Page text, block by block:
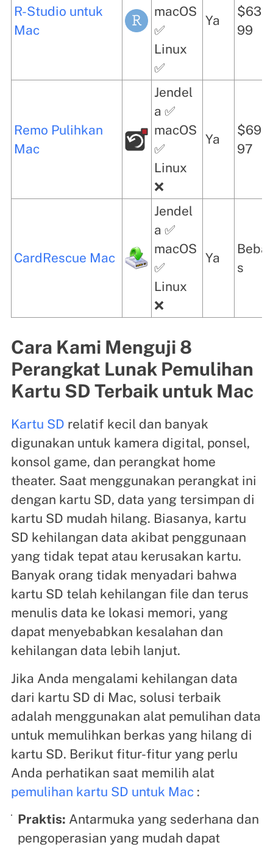
R-Studio untuk
Mac
macOS
✅
Linux
✅
Ya
$63,
99
Remo Pulihkan
Mac
Jendel
a ✅
macOS
✅
Linux
❌
Ya
$69,
97
CardRescue Mac
Jendel
a ✅
macOS
✅
Linux
❌
Ya
Beba
s
Cara Kami Menguji 8
Perangkat Lunak Pemulihan
Kartu SD Terbaik untuk Mac
Kartu SD relatif kecil dan banyak
digunakan untuk kamera digital, ponsel,
konsol game, dan perangkat home
theater. Saat menggunakan perangkat ini
dengan kartu SD, data yang tersimpan di
kartu SD mudah hilang. Biasanya, kartu
SD kehilangan data akibat penggunaan
yang tidak tepat atau kerusakan kartu.
Banyak orang tidak menyadari bahwa
kartu SD telah kehilangan file dan terus
menulis data ke lokasi memori, yang
dapat menyebabkan kesalahan dan
kehilangan data lebih lanjut.
Jika Anda mengalami kehilangan data
dari kartu SD di Mac, solusi terbaik
adalah menggunakan alat pemulihan data
untuk memulihkan berkas yang hilang di
kartu SD. Berikut fitur-fitur yang perlu
Anda perhatikan saat memilih alat
pemulihan kartu SD untuk Mac:
Praktis: Antarmuka yang sederhana dan
pengoperasian yang mudah dapat